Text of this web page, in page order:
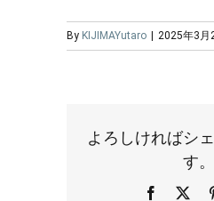
By KIJIMAYutaro | 2025年3月
よろしければシ
す。
Facebook